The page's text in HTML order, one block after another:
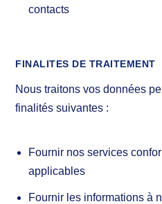
contacts
FINALITES DE TRAITEMENT
Nous traitons vos données
finalités suivantes :
Fournir nos services
applicables
Fournir les informations à